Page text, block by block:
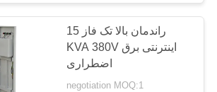
تنظیم
راندمان بالا تک فاز 15
KVA 380V اینترنتی برق
اضطراری
negotiation MOQ:1